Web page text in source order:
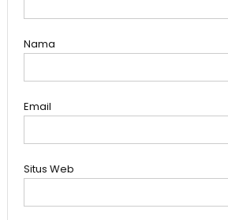
Nama
Email
Situs Web